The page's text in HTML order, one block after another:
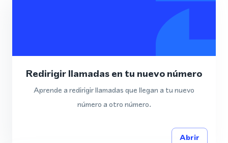
Redirigir llamadas en tu nuevo número
Aprende a redirigir llamadas que llegan a tu nuevo
número a otro número.
Abrir